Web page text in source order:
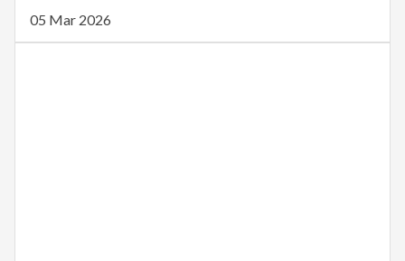
05 Mar 2026